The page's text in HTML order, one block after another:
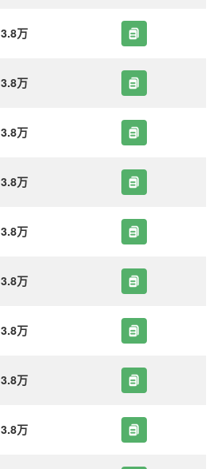
3.8万
3.8万
3.8万
3.8万
3.8万
3.8万
3.8万
3.8万
3.8万